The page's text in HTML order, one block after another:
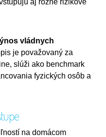
aj rôzne rizikové
vládnych
je považovaný za
slúži ako benchmark
fyzických osôb a
na domácom